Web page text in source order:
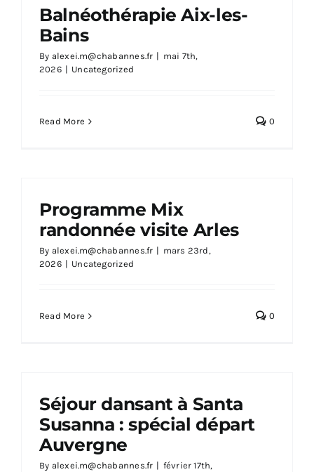
Balnéothérapie Aix-les-
Bains
By alexei.m@chabannes.fr | mai 7th,
2026 | Uncategorized
Read More 0
Programme Mix
randonnée visite Arles
By alexei.m@chabannes.fr | mars 23rd,
2026 | Uncategorized
Read More 0
Séjour dansant à Santa
Susanna : spécial départ
Auvergne
By alexei.m@chabannes.fr | février 17th,